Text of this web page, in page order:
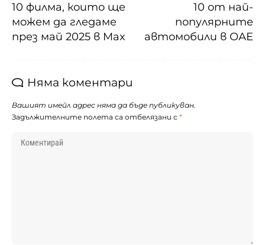
10 филма, които ще
можем да гледаме
през май 2025 в Max
10 от най-
популярните
автомобили в ОАЕ
Няма коментари
Вашият имейл адрес няма да бъде публикуван.
Задължителните полета са отбелязани с *